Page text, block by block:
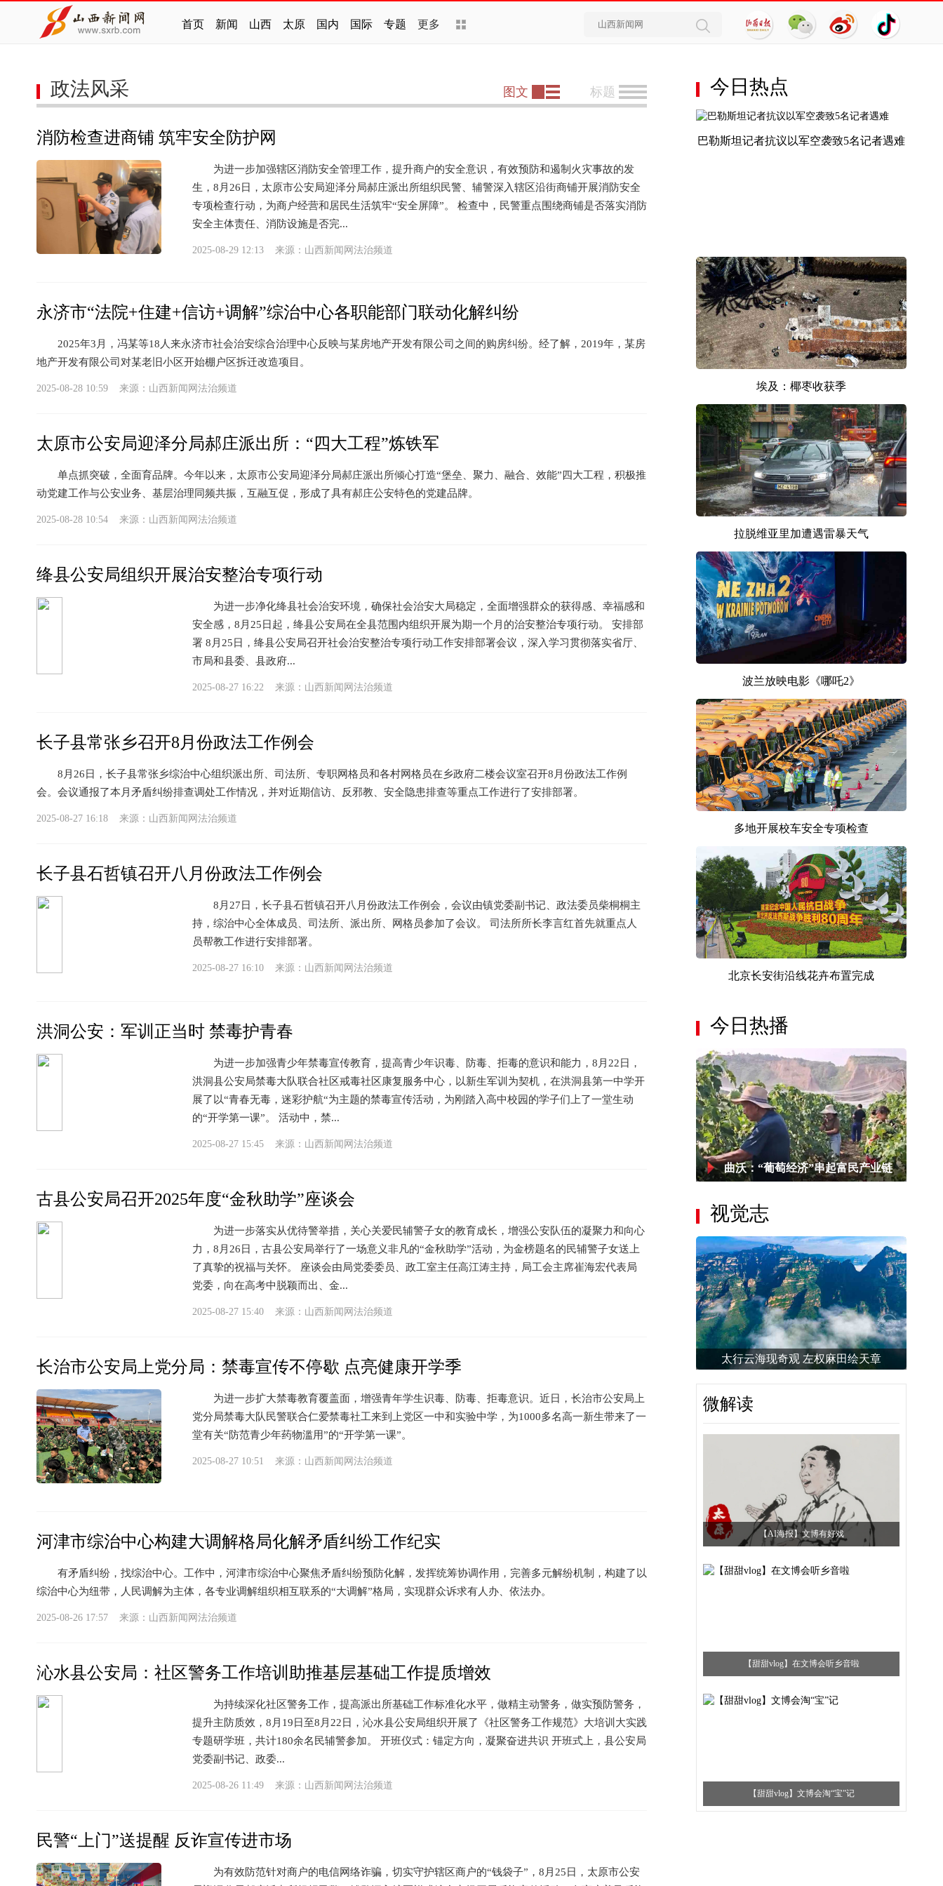
首页 新闻 山西 太原 国内 国际 专题 更多
政法风采 标题
图文
消防检查进商铺 筑牢安全防护网
为进一步加强辖区消防安全管理工作，提升商户的安全意识，有效预防和遏制火灾事故的发
生，8月26日，太原市公安局迎泽分局郝庄派出所组织民警、辅警深入辖区沿街商铺开展消防安全
专项检查行动，为商户经营和居民生活筑牢“安全屏障”。 检查中，民警重点围绕商铺是否落实消防
安全主体责任、消防设施是否完...
2025-08-29 12:13 来源： 山西新闻网法治频道
永济市“法院+住建+信访+调解”综治中心各职能部门联动化解纠纷
2025年3月，冯某等18人来永济市社会治安综合治理中心反映与某房地产开发有限公司之间的购房纠纷。经了解，2019年，某房
地产开发有限公司对某老旧小区开始棚户区拆迁改造项目。
2025-08-28 10:59 来源： 山西新闻网法治频道
太原市公安局迎泽分局郝庄派出所：“四大工程”炼铁军
单点抓突破，全面育品牌。今年以来，太原市公安局迎泽分局郝庄派出所倾心打造“堡垒、聚力、融合、效能”四大工程，积极推
动党建工作与公安业务、基层治理同频共振，互融互促，形成了具有郝庄公安特色的党建品牌。
2025-08-28 10:54 来源： 山西新闻网法治频道
绛县公安局组织开展治安整治专项行动
为进一步净化绛县社会治安环境，确保社会治安大局稳定，全面增强群众的获得感、幸福感和
安全感，8月25日起，绛县公安局在全县范围内组织开展为期一个月的治安整治专项行动。 安排部
署 8月25日，绛县公安局召开社会治安整治专项行动工作安排部署会议，深入学习贯彻落实省厅、
市局和县委、县政府...
2025-08-27 16:22 来源： 山西新闻网法治频道
长子县常张乡召开8月份政法工作例会
8月26日，长子县常张乡综治中心组织派出所、司法所、专职网格员和各村网格员在乡政府二楼会议室召开8月份政法工作例
会。会议通报了本月矛盾纠纷排查调处工作情况，并对近期信访、反邪教、安全隐患排查等重点工作进行了安排部署。
2025-08-27 16:18 来源： 山西新闻网法治频道
长子县石哲镇召开八月份政法工作例会
8月27日，长子县石哲镇召开八月份政法工作例会，会议由镇党委副书记、政法委员柴桐桐主
持，综治中心全体成员、司法所、派出所、网格员参加了会议。 司法所所长李言红首先就重点人
员帮教工作进行安排部署。
2025-08-27 16:10 来源： 山西新闻网法治频道
洪洞公安：军训正当时 禁毒护青春
为进一步加强青少年禁毒宣传教育，提高青少年识毒、防毒、拒毒的意识和能力，8月22日，
洪洞县公安局禁毒大队联合社区戒毒社区康复服务中心，以新生军训为契机，在洪洞县第一中学开
展了以“青春无毒，迷彩护航“为主题的禁毒宣传活动，为刚踏入高中校园的学子们上了一堂生动
的“开学第一课”。 活动中，禁...
2025-08-27 15:45 来源： 山西新闻网法治频道
古县公安局召开2025年度“金秋助学”座谈会
为进一步落实从优待警举措，关心关爱民辅警子女的教育成长，增强公安队伍的凝聚力和向心
力，8月26日，古县公安局举行了一场意义非凡的“金秋助学”活动，为金榜题名的民辅警子女送上
了真挚的祝福与关怀。 座谈会由局党委委员、政工室主任高江涛主持，局工会主席崔海宏代表局
党委，向在高考中脱颖而出、金...
2025-08-27 15:40 来源： 山西新闻网法治频道
长治市公安局上党分局：禁毒宣传不停歇 点亮健康开学季
为进一步扩大禁毒教育覆盖面，增强青年学生识毒、防毒、拒毒意识。近日，长治市公安局上
党分局禁毒大队民警联合仁爱禁毒社工来到上党区一中和实验中学，为1000多名高一新生带来了一
堂有关“防范青少年药物滥用”的“开学第一课”。
2025-08-27 10:51 来源： 山西新闻网法治频道
河津市综治中心构建大调解格局化解矛盾纠纷工作纪实
有矛盾纠纷，找综治中心。工作中，河津市综治中心聚焦矛盾纠纷预防化解，发挥统筹协调作用，完善多元解纷机制，构建了以
综治中心为纽带，人民调解为主体，各专业调解组织相互联系的“大调解”格局，实现群众诉求有人办、依法办。
2025-08-26 17:57 来源： 山西新闻网法治频道
沁水县公安局：社区警务工作培训助推基层基础工作提质增效
为持续深化社区警务工作，提高派出所基础工作标准化水平，做精主动警务，做实预防警务，
提升主防质效，8月19日至8月22日，沁水县公安局组织开展了《社区警务工作规范》大培训大实践
专题研学班，共计180余名民辅警参加。 开班仪式：锚定方向，凝聚奋进共识 开班式上，县公安局
党委副书记、政委...
2025-08-26 11:49 来源： 山西新闻网法治频道
民警“上门”送提醒 反诈宣传进市场
为有效防范针对商户的电信网络诈骗，切实守护辖区商户的“钱袋子”，8月25日，太原市公安
今日热点
巴勒斯坦记者抗议以军空袭致5名记者遇难
埃及：椰枣收获季
拉脱维亚里加遭遇雷暴天气
波兰放映电影《哪吒2》
多地开展校车安全专项检查
北京长安街沿线花卉布置完成
今日热播
曲沃：“葡萄经济”串起富民产业链
视觉志
太行云海现奇观 左权麻田绘天章
微解读
【AI海报】文博有好戏
【甜甜vlog】在文博会听乡音啦
【甜甜vlog】文博会淘“宝”记